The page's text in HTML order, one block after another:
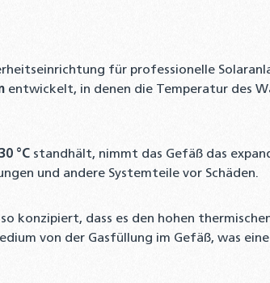
für professionelle
entwickelt, in denen die Temperatur des
°C standhält, nimmt das Gefäß das
und andere Systemteile vor Schäden.
konzipiert, dass es den hohen
von der Gasfüllung im Gefäß, was